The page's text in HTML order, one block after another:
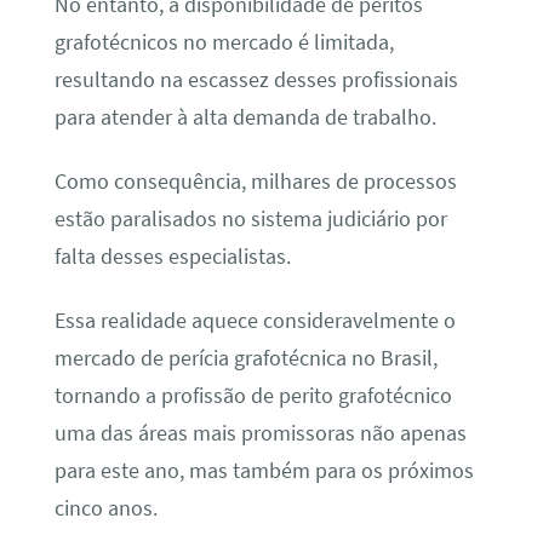
grafotécnicos no mercado é limitada,
resultando na escassez desses profissionais
para atender à alta demanda de trabalho.
Como consequência, milhares de processos
estão paralisados no sistema judiciário por
falta desses especialistas.
Essa realidade aquece consideravelmente o
mercado de perícia grafotécnica no Brasil,
tornando a profissão de perito grafotécnico
uma das áreas mais promissoras não apenas
para este ano, mas também para os próximos
cinco anos.